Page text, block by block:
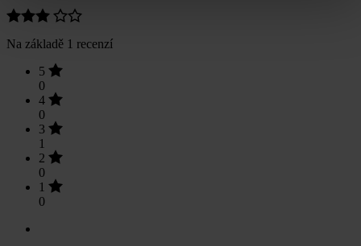
Na základě 1 recenzí
5
0
4
0
3
1
2
0
1
0